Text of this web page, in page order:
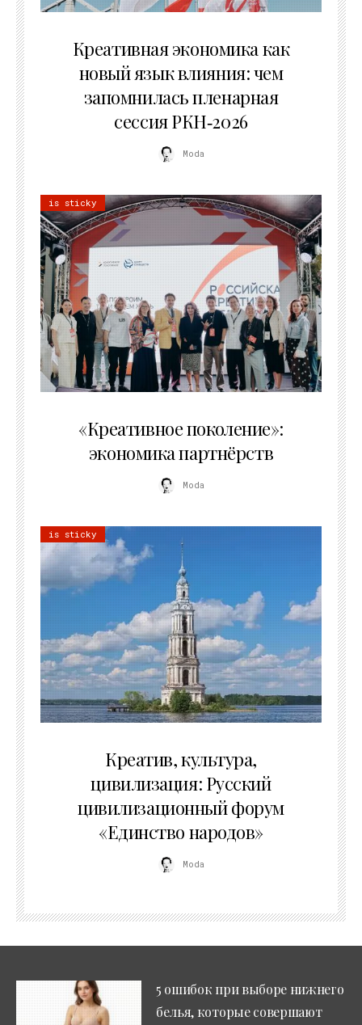
Креативная экономика как
новый язык влияния: чем
запомнилась пленарная
сессия РКН‑2026
Moda
is sticky
«Креативное поколение»:
экономика партнёрств
Moda
is sticky
Креатив, культура,
цивилизация: Русский
цивилизационный форум
«Единство народов»
Moda
5 ошибок при выборе нижнего
белья, которые совершают